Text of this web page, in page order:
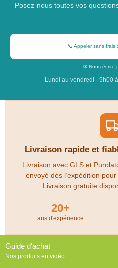
Posez-nous toutes vos
📞 Appeler sans frais
✉ Nous écrire
Lundi au vendredi · 9h00
Livraison rapide et
Livraison avec GLS et
envoyé dès l’expédition
Livraison gratuite
20+
ans d'expérience
Guide d'achat
Nos produits en vidéo